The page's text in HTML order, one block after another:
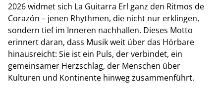
2026 widmet sich La Guitarra Erl ganz den Ritmos de
Corazón – jenen Rhythmen, die nicht nur erklingen,
sondern tief im Inneren nachhallen. Dieses Motto
erinnert daran, dass Musik weit über das Hörbare
hinausreicht: Sie ist ein Puls, der verbindet, ein
gemeinsamer Herzschlag, der Menschen über
Kulturen und Kontinente hinweg zusammenführt.